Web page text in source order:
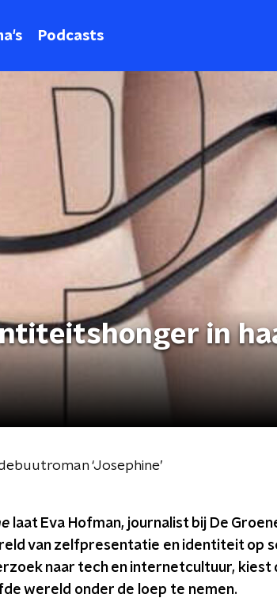
Podcasts
in
‘Josephine’
laat Eva Hofman, journalist bij De
van zelfpresentatie en identiteit op
naar tech en internetcultuur, kiest
wereld onder de loep te nemen.